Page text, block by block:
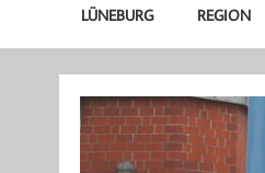
LÜNEBURG REGION